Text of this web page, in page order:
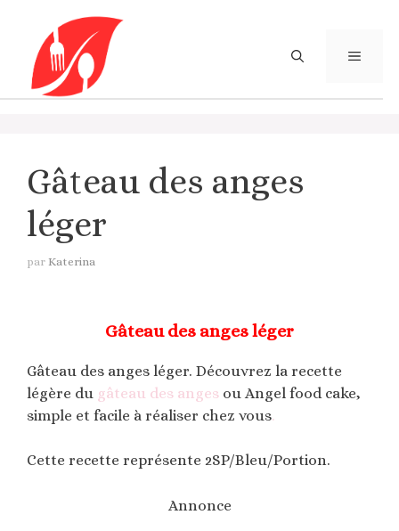
contenu
MENU
Gâteau des anges
léger
par Katerina
Gâteau des anges léger
Gâteau des anges léger. Découvrez la recette
légère du gâteau des anges ou Angel food cake,
simple et facile à réaliser chez vous.
Cette recette représente 2SP/Bleu/Portion.
Annonce